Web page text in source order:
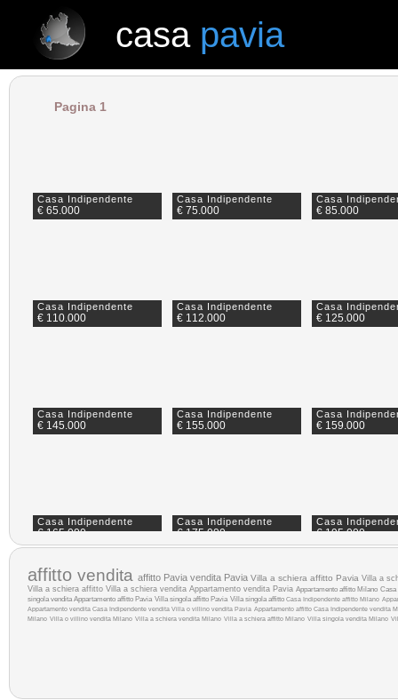
casa pavia
Pagina 1
Casa Indipendente
€ 65.000
Casa Indipendente
€ 75.000
Casa
€ 85.000
Casa Indipendente
€ 110.000
Casa Indipendente
€ 112.000
Casa
€ 125.000
Casa Indipendente
€ 145.000
Casa Indipendente
€ 155.000
Casa
€ 159.000
Casa Indipendente
€ 165.000
Casa Indipendente
€ 175.000
Casa
€ 195.000
affitto vendita affitto Pavia vendita Pavia Villa a schiera affitto Pavia Villa a
Villa a schiera affitto Villa a schiera vendita Appartamento vendita Pavia Appartamento affitto Milano Casa
singola venditaAppartamento affitto Pavia Villa singola affitto Pavia Villa singola affitto Casa Indipendente affitto Milano
Appartamento vendita Casa Indipendente vendita Villa o villino vendita Pavia Appartamento affitto Casa Indipendente vendita
Milano Villa o villino vendita Milano Villa a schiera vendita Milano Villa a schiera affitto Milano Villa singola vendita Milano
pavia